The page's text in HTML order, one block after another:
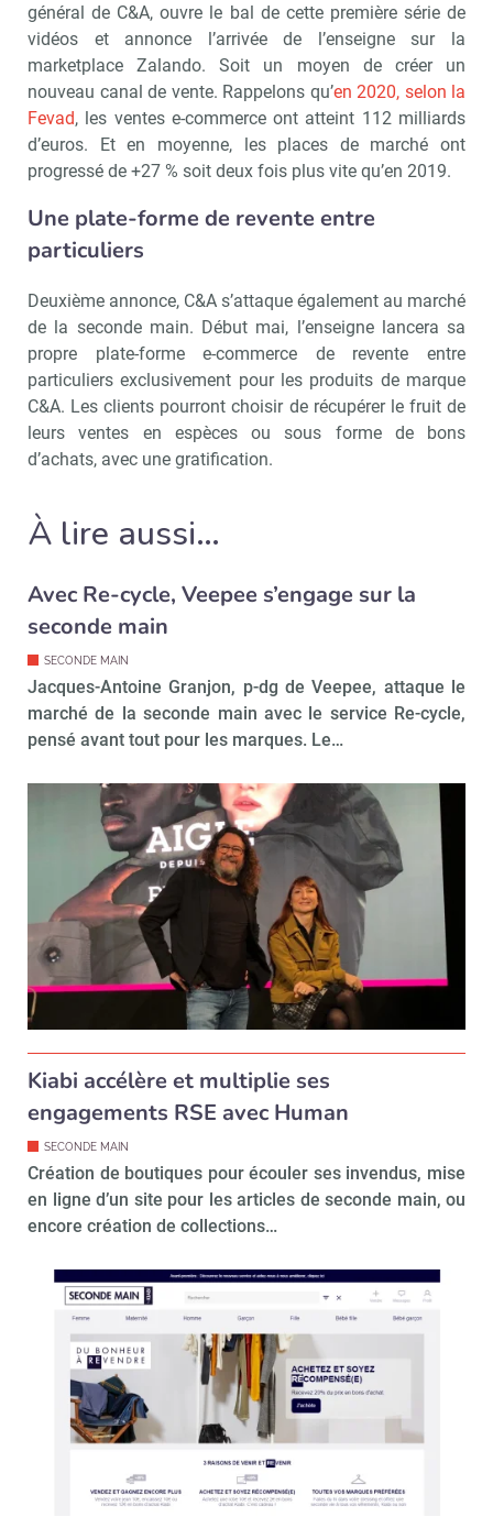
général de C&A, ouvre le bal de cette première série de
vidéos et annonce l’arrivée de l’enseigne sur la
marketplace Zalando. Soit un moyen de créer un
nouveau canal de vente. Rappelons qu’en 2020, selon la
Fevad, les ventes e-commerce ont atteint 112 milliards
d’euros. Et en moyenne, les places de marché ont
progressé de +27 % soit deux fois plus vite qu’en 2019.
Une plate-forme de revente entre
particuliers
Deuxième annonce, C&A s’attaque également au marché
de la seconde main. Début mai, l’enseigne lancera sa
propre plate-forme e-commerce de revente entre
particuliers exclusivement pour les produits de marque
C&A. Les clients pourront choisir de récupérer le fruit de
leurs ventes en espèces ou sous forme de bons
d’achats, avec une gratification.
À lire aussi…
Avec Re-cycle, Veepee s’engage sur la
seconde main
SECONDE MAIN
Jacques-Antoine Granjon, p-dg de Veepee, attaque le
marché de la seconde main avec le service Re-cycle,
pensé avant tout pour les marques. Le…
Kiabi accélère et multiplie ses
engagements RSE avec Human
SECONDE MAIN
Création de boutiques pour écouler ses invendus, mise
en ligne d’un site pour les articles de seconde main, ou
encore création de collections…